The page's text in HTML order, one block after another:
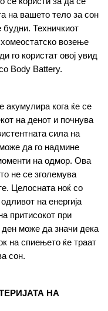
на вашето тело за сон
будни. Техничкиот
возење
го користат овој увид
Body Battery.
акумулира кога ќе се
на денот и почнува
сила на
да го надмине
на одмор. Ова
не се зголемува
Целосната ноќ со
на енергија
притисокот при
може да значи дека
на спиењето ќе траат
сон.
НА